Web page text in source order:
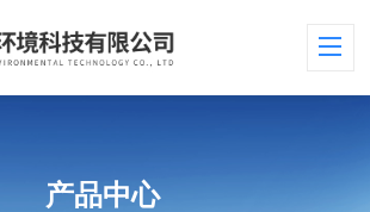
产品中心